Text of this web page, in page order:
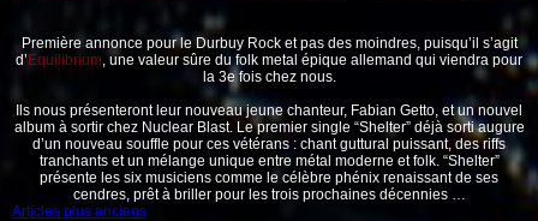
Première annonce pour le Durbuy Rock et pas des moindres, puisqu’il s’agit
d’ Equilibrium, une valeur sûre du folk metal épique allemand qui viendra pour
la 3e fois chez nous.
Ils nous présenteront leur nouveau jeune chanteur, Fabian Getto, et un nouvel
album à sortir chez Nuclear Blast. Le premier single “Shelter” déjà sorti augure
d’un nouveau souffle pour ces vétérans : chant guttural puissant, des riffs
tranchants et un mélange unique entre métal moderne et folk. “Shelter”
présente les six musiciens comme le célèbre phénix renaissant de ses
cendres, prêt à briller pour les trois prochaines décennies …
Navigation
Articles plus anciens